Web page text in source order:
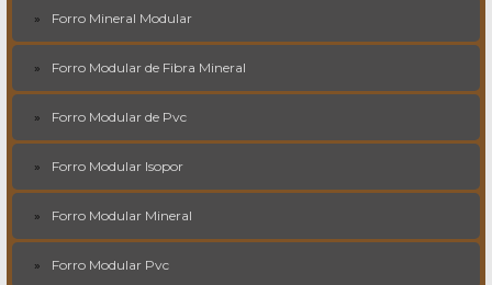
Forro Mineral Modular
Forro Modular de Fibra Mineral
Forro Modular de Pvc
Forro Modular Isopor
Forro Modular Mineral
Forro Modular Pvc